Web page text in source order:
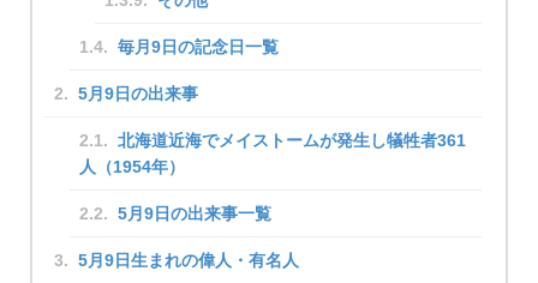
毎月9日の記念日一覧
5月9日の出来事
北海道近海でメイストームが発生し犠牲者361
人（1954年）
5月9日の出来事一覧
5月9日生まれの偉人・有名人